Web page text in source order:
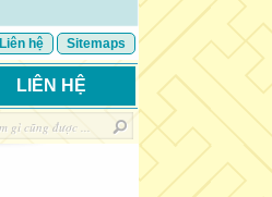
Liên hệ Sitemaps
LIÊN HỆ